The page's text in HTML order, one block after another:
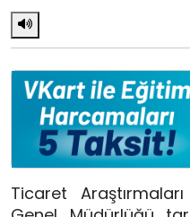
Ticaret